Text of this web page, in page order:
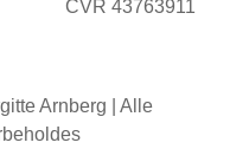
CVR 43763911
Arnberg | Alle